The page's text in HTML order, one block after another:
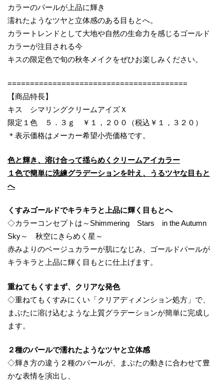
カラーのパールが上品に輝き
濡れたようなツヤと立体感のある目もとへ。
カラートレンドとして大地や自然の生命力を感じるゴールド
カラーが注目される今
キスの限定色で旬の秋冬メイクをぜひお楽しみください。
========================================
【商品特長】
キス シマリングクリームアイズＸ
限定１色 ５．３ｇ ￥１，２００（税込￥１，３２０）
＊表示価格はメーカー希望小売価格です。
色と輝き、溶け合って揺らめくクリームアイカラー
１色で簡単に洗練グラデーションを叶え、うるツヤな目もと
へ
くすみゴールドでキラキラと上品に輝く目もとへ
◇カラーコンセプトは～Shimmering Stars in the Autumn
Sky～ 秋空にきらめく星～
赤みよりのベージュカラーが肌になじみ、ゴールドパールが
キラキラと上品に輝く目もとに仕上げます。
重ねてもくすまず、クリアな発色
◇重ねてもくすみにくい「クリアディメンション処方」で、
まぶたに溶け込むような上質グラデーションが簡単に完成し
ます。
２種のパールで濡れたようなツヤと立体感
◇輝き方の違う２種のパールが、まぶたの動きに合わせて豊
かな表情を演出し、